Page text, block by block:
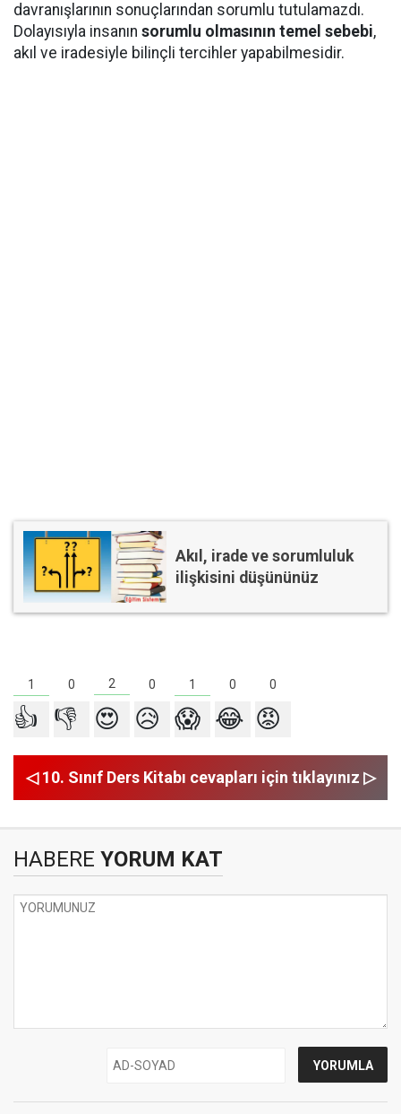
davranışlarının sonuçlarından sorumlu tutulamazdı.
Dolayısıyla insanın sorumlu olmasının temel sebebi,
akıl ve iradesiyle bilinçli tercihler yapabilmesidir.
Akıl, irade ve sorumluluk
ilişkisini düşününüz
1 0 2 0 1 0 0
👍 👎 😍 😥 😱 😂 😡
◁ 10. Sınıf Ders Kitabı cevapları için tıklayınız ▷
HABERE YORUM KAT